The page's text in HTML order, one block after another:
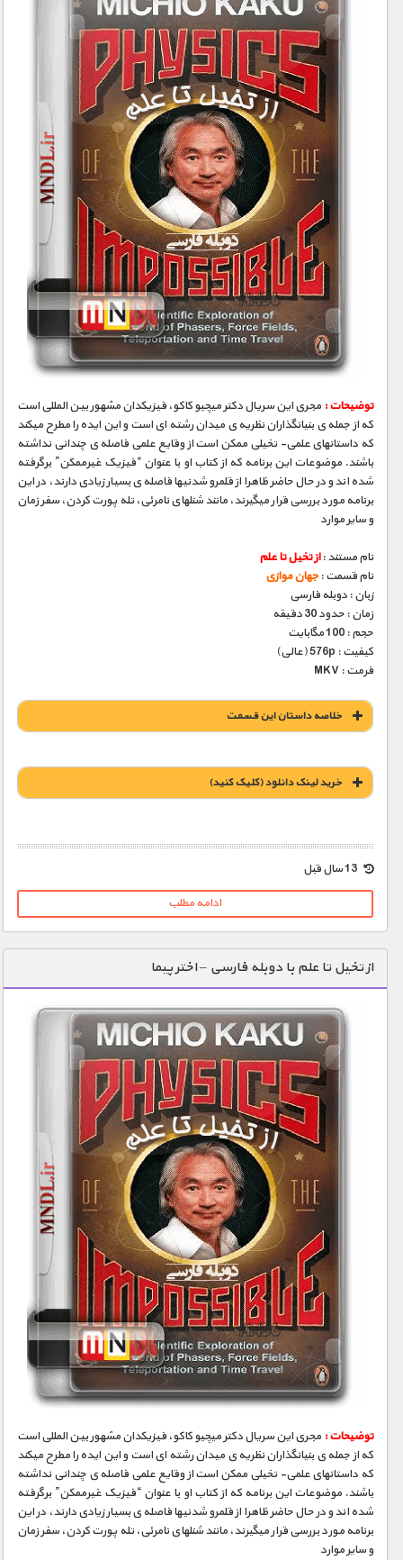
توضیحات : مجری­ این سریال دکتر میچیو کاکو، فیزیکدان مشهور بین­ المللی است
که از جمله­ ی بنیانگذاران نظریه­ ی میدان رشته ­ای است و این ایده را مطرح می­کند
که داستانهای علمی- تخیلی ممکن است از وقایع علمی فاصله­ ی چندانی نداشته
باشند. موضوعات این برنامه که از کتاب او با عنوان “فیزیک غیرممکن” برگرفته
شده­ اند و در حال حاضر ظاهرا از قلمرو شدنی­ها فاصله­ ی بسیار زیادی دارند، در این
برنامه مورد بررسی قرار می­گیرند، مانند شنلهای نامرئی، تله­ پورت کردن، سفر زمان
و سایر موارد
نام مستند :از تخیل تا علم
نام قسمت : جهان موازی
زبان : دوبله فارسی
زمان : حدود 30 دقیقه
حجم : 100 مگابایت
کیفیت : 576p (عالی)
فرمت : MKV
خلاصه داستان این قسمت
خريد لينک دانلود (کليک کنيد)
1900 تومان – خريد لينک دانلود (افزودن به سبد خريد)
ادامه مطلب
از تخیل تا علم با دوبله فارسی – اختر پیما
توضیحات : مجری­ این سریال دکتر میچیو کاکو، فیزیکدان مشهور بین­ المللی است
که از جمله­ ی بنیانگذاران نظریه­ ی میدان رشته ­ای است و این ایده را مطرح می­کند
که داستانهای علمی- تخیلی ممکن است از وقایع علمی فاصله­ ی چندانی نداشته
باشند. موضوعات این برنامه که از کتاب او با عنوان “فیزیک غیرممکن” برگرفته
شده­ اند و در حال حاضر ظاهرا از قلمرو شدنی­ها فاصله­ ی بسیار زیادی دارند، در این
برنامه مورد بررسی قرار می­گیرند، مانند شنلهای نامرئی، تله­ پورت کردن، سفر زمان
و سایر موارد